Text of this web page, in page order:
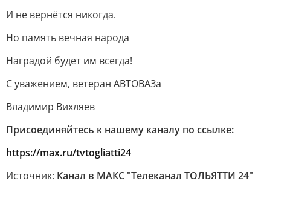
И не вернётся никогда.
Но память вечная народа
Наградой будет им всегда!
С уважением, ветеран АВТОВАЗа
Владимир Вихляев
Присоединяйтесь к нашему каналу по ссылке:
https://max.ru/tvtogliatti24
Источник: Канал в МАКС "Телеканал ТОЛЬЯТТИ 24"